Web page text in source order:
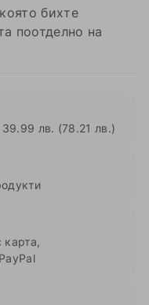
бихте
поотделно на
лв. (78.21 лв.)